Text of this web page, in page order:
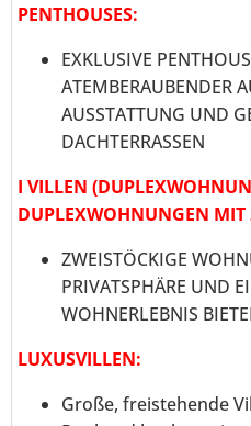
PENTHOUSES:
EXKLUSIVE
ATEMBERAUBENDER
AUSSTATTUNG UND
DACHTERRASSEN
I VILLEN
DUPLEXWOHNUNGEN
ZWEISTÖCKIGE
PRIVATSPHÄRE UND
WOHNERLEBNIS
LUXUSVILLEN:
Große, freistehende